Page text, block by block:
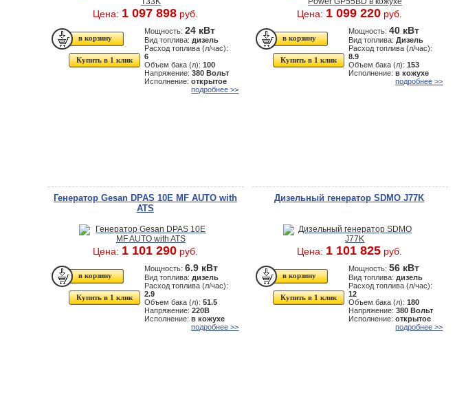
Цена: 1 097 898руб.
Купить в 1 клик
Мощность:24 кВт
Вид топлива: дизель
Расход топлива (л/час):
6
Объем бака (л):100
Напряжение:380 Вольт
Исполнение:открытое
подробнее >>
Цена: 1 099 220руб.
Купить в 1 клик
Мощность:40 кВт
Вид топлива:Дизель
Расход топлива (л/час):
8.9
Объем бака (л):153
Исполнение:в кожухе
подробнее >>
Генератор Gesan DPAS 10E MF AUTO with
ATS
Цена: 1 101 290руб.
Купить в 1 клик
Мощность:6.9 кВт
Вид топлива: дизель
Расход топлива (л/час):
2.9
Объем бака (л):51.5
Напряжение:220В
Исполнение:в кожухе
подробнее >>
Дизельный генератор SDMO J77K
Цена: 1 101 825руб.
Купить в 1 клик
Мощность:56 кВт
Вид топлива: дизель
Расход топлива (л/час):
12
Объем бака (л):180
Напряжение:380 Вольт
Исполнение:открытое
подробнее >>